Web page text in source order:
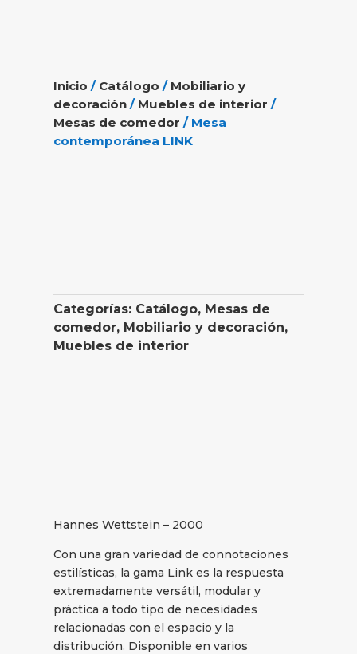
Inicio / Catálogo / Mobiliario y
decoración / Muebles de interior /
Mesas de comedor / Mesa
contemporánea LINK
Categorías: Catálogo, Mesas de
comedor, Mobiliario y decoración,
Muebles de interior
Hannes Wettstein – 2000
Con una gran variedad de connotaciones
estilísticas, la gama Link es la respuesta
extremadamente versátil, modular y
práctica a todo tipo de necesidades
relacionadas con el espacio y la
distribución. Disponible en varios